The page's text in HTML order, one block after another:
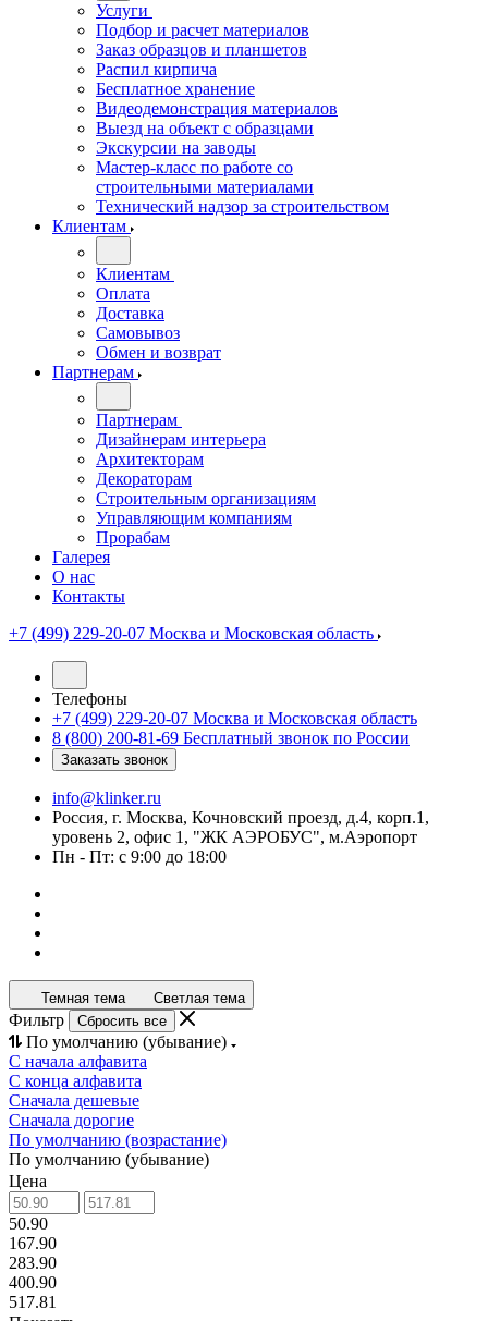
Услуги
Подбор и расчет материалов
Заказ образцов и планшетов
Распил кирпича
Бесплатное хранение
Видеодемонстрация материалов
Выезд на объект с образцами
Экскурсии на заводы
Мастер-класс по работе со
строительными материалами
Технический надзор за строительством
Клиентам
Клиентам
Оплата
Доставка
Самовывоз
Обмен и возврат
Партнерам
Партнерам
Дизайнерам интерьера
Архитекторам
Декораторам
Строительным организациям
Управляющим компаниям
Прорабам
Галерея
О нас
Контакты
+7 (499) 229-20-07 Москва и Московская область
Телефоны
+7 (499) 229-20-07 Москва и Московская область
8 (800) 200-81-69 Бесплатный звонок по России
Заказать звонок
info@klinker.ru
Россия, г. Москва, Кочновский проезд, д.4, корп.1,
уровень 2, офис 1, "ЖК АЭРОБУС", м.Аэропорт
Пн - Пт: с 9:00 до 18:00
Темная тема Светлая тема
Фильтр Сбросить все
По умолчанию (убывание)
С начала алфавита
С конца алфавита
Сначала дешевые
Сначала дорогие
По умолчанию (возрастание)
По умолчанию (убывание)
Цена
50.90
167.90
283.90
400.90
517.81